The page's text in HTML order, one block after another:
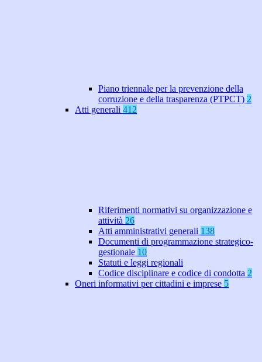
Piano triennale per la prevenzione della
corruzione e della trasparenza (PTPCT) 2
Atti generali 412
Riferimenti normativi su organizzazione e
attività 26
Atti amministrativi generali 138
Documenti di programmazione strategico-
gestionale 10
Statuti e leggi regionali
Codice disciplinare e codice di condotta 2
Oneri informativi per cittadini e imprese 5